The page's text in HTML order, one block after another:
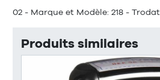
02 - Marque et Modèle: 218 - Trodat
Produits similaires